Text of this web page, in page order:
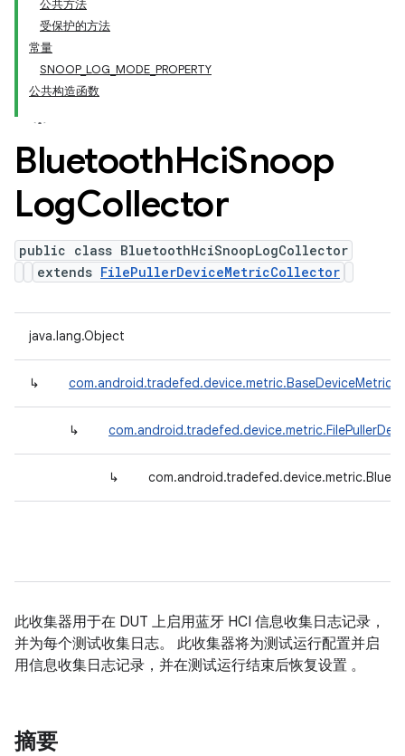
公共方法
受保护的方法
常量
SNOOP_LOG_MODE_PROPERTY
公共构造函数
BluetoothHciSnoop
LogCollector
public class BluetoothHciSnoopLogCollector
extends FilePullerDeviceMetricCollector
java.lang.Object
↳
↳
↳
此收集器用于在 DUT 上启用蓝牙 HCI 信息收集日志记录，
并为每个测试收集日志。 此收集器将为测试运行配置并启
用信息收集日志记录，并在测试运行结束后恢复设置 。
摘要